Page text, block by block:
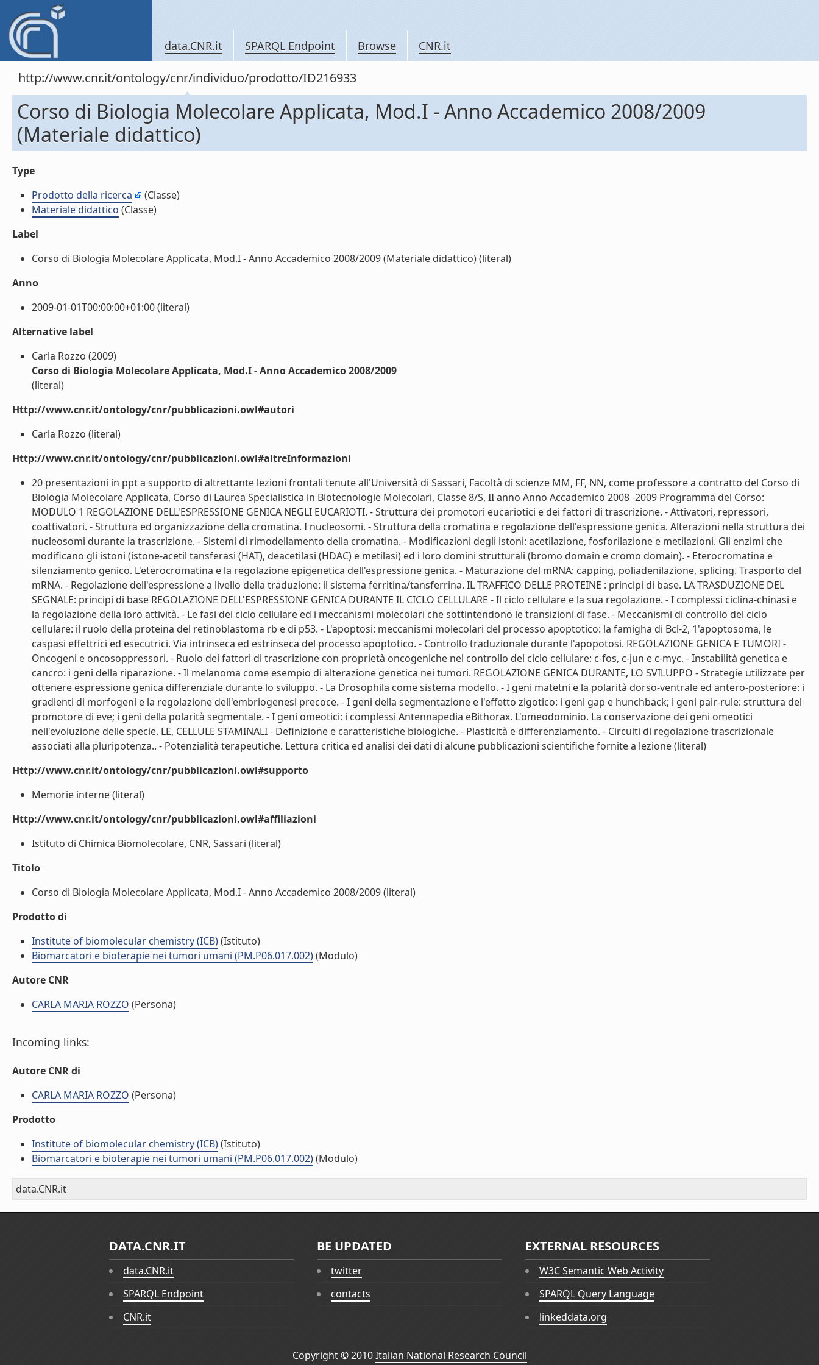
data.CNR.it SPARQL Endpoint Browse CNR.it
http://www.cnr.it/ontology/cnr/individuo/prodotto/ID216933
Corso di Biologia Molecolare Applicata, Mod.I - Anno Accademico 2008/2009
(Materiale didattico)
Type
Prodotto della ricerca
(Classe)
Materiale didattico (Classe)
Label
Corso di Biologia Molecolare Applicata, Mod.I - Anno Accademico 2008/2009 (Materiale didattico) (literal)
Anno
2009-01-01T00:00:00+01:00 (literal)
Alternative label
Carla Rozzo (2009)
Corso di Biologia Molecolare Applicata, Mod.I - Anno Accademico 2008/2009
(literal)
Http://www.cnr.it/ontology/cnr/pubblicazioni.owl#autori
Carla Rozzo (literal)
Http://www.cnr.it/ontology/cnr/pubblicazioni.owl#altreInformazioni
20 presentazioni in ppt a supporto di altrettante lezioni frontali tenute all'Università di Sassari, Facoltà di scienze MM, FF, NN, come professore a contratto del Corso di
Biologia Molecolare Applicata, Corso di Laurea Specialistica in Biotecnologie Molecolari, Classe 8/S, II anno Anno Accademico 2008 -2009 Programma del Corso:
MODULO 1 REGOLAZIONE DELL'ESPRESSIONE GENICA NEGLI EUCARIOTI. - Struttura dei promotori eucariotici e dei fattori di trascrizione. - Attivatori, repressori,
coattivatori. - Struttura ed organizzazione della cromatina. I nucleosomi. - Struttura della cromatina e regolazione dell'espressione genica. Alterazioni nella struttura dei
nucleosomi durante la trascrizione. - Sistemi di rimodellamento della cromatina. - Modificazioni degli istoni: acetilazione, fosforilazione e metilazioni. Gli enzimi che
modificano gli istoni (istone-acetil tansferasi (HAT), deacetilasi (HDAC) e metilasi) ed i loro domini strutturali (bromo domain e cromo domain). - Eterocromatina e
silenziamento genico. L'eterocromatina e la regolazione epigenetica dell'espressione genica. - Maturazione del mRNA: capping, poliadenilazione, splicing. Trasporto del
mRNA. - Regolazione dell'espressione a livello della traduzione: il sistema ferritina/tansferrina. IL TRAFFICO DELLE PROTEINE : principi di base. LA TRASDUZIONE DEL
SEGNALE: principi di base REGOLAZIONE DELL'ESPRESSIONE GENICA DURANTE IL CICLO CELLULARE - Il ciclo cellulare e la sua regolazione. - I complessi ciclina-chinasi e
la regolazione della loro attività. - Le fasi del ciclo cellulare ed i meccanismi molecolari che sottintendono le transizioni di fase. - Meccanismi di controllo del ciclo
cellulare: il ruolo della proteina del retinoblastoma rb e di p53. - L'apoptosi: meccanismi molecolari del processo apoptotico: la famigha di Bcl-2, 1'apoptosoma, le
caspasi effettrici ed esecutrici. Via intrinseca ed estrinseca del processo apoptotico. - Controllo traduzionale durante l'apopotosi. REGOLAZIONE GENICA E TUMORI -
Oncogeni e oncosoppressori. - Ruolo dei fattori di trascrizione con proprietà oncogeniche nel controllo del ciclo cellulare: c-fos, c-jun e c-myc. - Instabilità genetica e
cancro: i geni della riparazione. - Il melanoma come esempio di alterazione genetica nei tumori. REGOLAZIONE GENICA DURANTE, LO SVILUPPO - Strategie utilizzate per
ottenere espressione genica differenziale durante lo sviluppo. - La Drosophila come sistema modello. - I geni matetni e la polarità dorso-ventrale ed antero-posteriore: i
gradienti di morfogeni e la regolazione dell'embriogenesi precoce. - I geni della segmentazione e l'effetto zigotico: i geni gap e hunchback; i geni pair-rule: struttura del
promotore di eve; i geni della polarità segmentale. - I geni omeotici: i complessi Antennapedia eBithorax. L'omeodominio. La conservazione dei geni omeotici
nell'evoluzione delle specie. LE, CELLULE STAMINALI - Definizione e caratteristiche biologiche. - Plasticità e differenziamento. - Circuiti di regolazione trascrizionale
associati alla pluripotenza.. - Potenzialità terapeutiche. Lettura critica ed analisi dei dati di alcune pubblicazioni scientifiche fornite a lezione (literal)
Http://www.cnr.it/ontology/cnr/pubblicazioni.owl#supporto
Memorie interne (literal)
Http://www.cnr.it/ontology/cnr/pubblicazioni.owl#affiliazioni
Istituto di Chimica Biomolecolare, CNR, Sassari (literal)
Titolo
Corso di Biologia Molecolare Applicata, Mod.I - Anno Accademico 2008/2009 (literal)
Prodotto di
Institute of biomolecular chemistry (ICB)(Istituto)
Biomarcatori e bioterapie nei tumori umani (PM.P06.017.002)(Modulo)
Autore CNR
CARLA MARIA ROZZO (Persona)
Incoming links:
Autore CNR di
CARLA MARIA ROZZO (Persona)
Prodotto
Institute of biomolecular chemistry (ICB)(Istituto)
Biomarcatori e bioterapie nei tumori umani (PM.P06.017.002)(Modulo)
data.CNR.it
DATA.CNR.IT
data.CNR.it
SPARQL Endpoint
CNR.it
BE UPDATED
twitter
contacts
EXTERNAL RESOURCES
W3C Semantic Web Activity
SPARQL Query Language
linkeddata.org
Copyright © 2010Italian National Research Council